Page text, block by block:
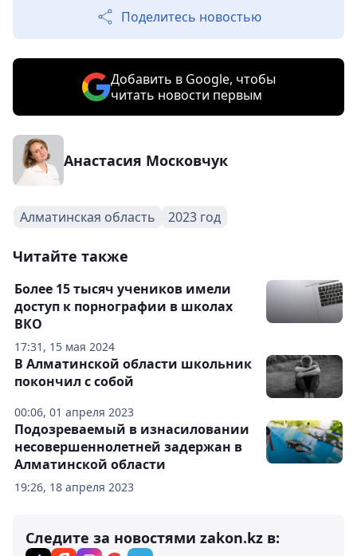
Поделитесь новостью
Добавить в Google, чтобы
читать новости первым
Анастасия Московчук
Алматинская область 2023 год
Читайте также
17:31, 15 мая 2024
Более 15 тысяч учеников имели
доступ к порнографии в школах
ВКО
00:06, 01 апреля 2023
В Алматинской области школьник
покончил с собой
19:26, 18 апреля 2023
Подозреваемый в изнасиловании
несовершеннолетней задержан в
Алматинской области
Следите за новостями zakon.kz в: